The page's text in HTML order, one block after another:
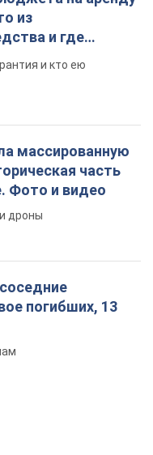
часть
Фото и видео
погибших, 13